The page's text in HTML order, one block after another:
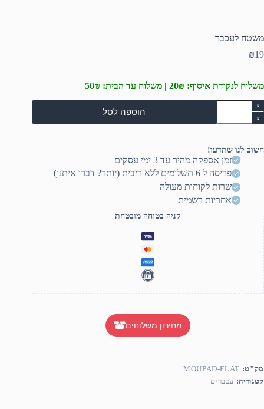
משטח לעכבר
₪19
משלוח לנקודת איסוף: 20₪ | משלוח עד הבית: 50₪
כמות
של
משטח
הוספה לסל
חשוב לנו שתדעו!
זמן אספקה מהיר עד 3 ימי עסקים
פריסה ל 6 תשלומים ללא ריבית (יותר? דברו איתנו)
שרות לקוחות מעולה
אחריות רשמית
קניה בטוחה מובטחת
מחירון משלוחים
מק"ט: MOUPAD-FLAT
קטגוריה: עכברים